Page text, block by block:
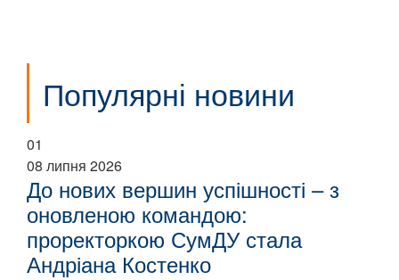
Популярні новини
01
08 липня 2026
До нових вершин успішності – з
оновленою командою:
проректоркою СумДУ стала
Андріана Костенко